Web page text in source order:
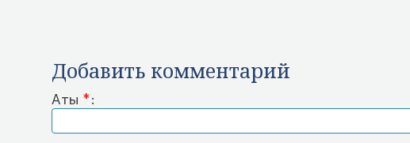
Добавить комментарий
Аты *: